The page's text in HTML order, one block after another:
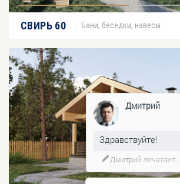
СВИРЬ 60 Бани, беседки, навесы
Дмитрий
Здравствуйте!
Дмитрийпечатает...